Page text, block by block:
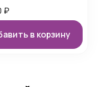
₽
в корзину